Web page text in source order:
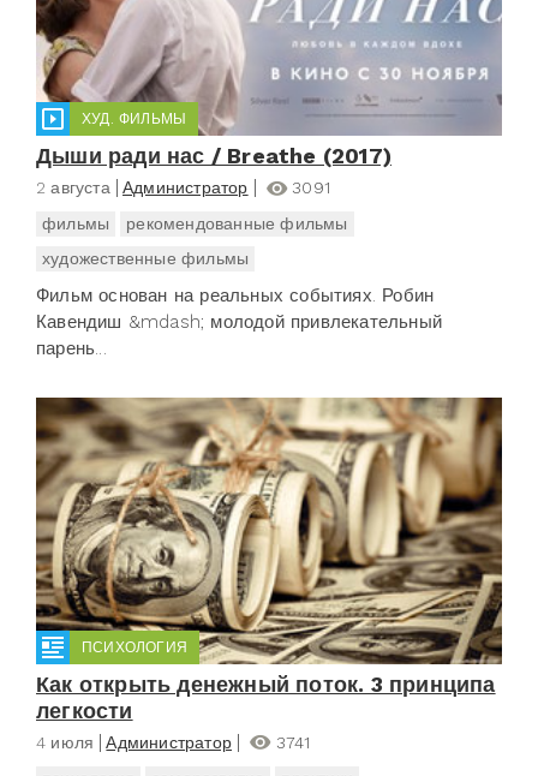
ХУД. ФИЛЬМЫ
Дыши ради нас / Breathe (2017)
2 августа Администратор
3091
фильмы
рекомендованные фильмы
художественные фильмы
Фильм основан на реальных событиях. Робин
Кавендиш &mdash; молодой привлекательный
парень...
ПСИХОЛОГИЯ
Как открыть денежный поток. 3 принципа
легкости
4 июля Администратор
3741